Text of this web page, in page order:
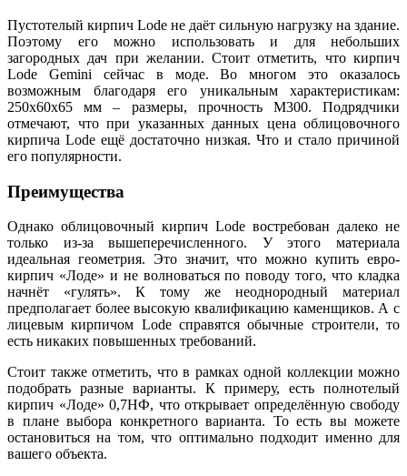
Пустотелый кирпич Lode не даёт сильную нагрузку на здание.
Поэтому его можно использовать и для небольших
загородных дач при желании. Стоит отметить, что кирпич
Lode Gemini сейчас в моде. Во многом это оказалось
возможным благодаря его уникальным характеристикам:
250х60х65 мм – размеры, прочность М300. Подрядчики
отмечают, что при указанных данных цена облицовочного
кирпича Lode ещё достаточно низкая. Что и стало причиной
его популярности.
Преимущества
Однако облицовочный кирпич Lode востребован далеко не
только из-за вышеперечисленного. У этого материала
идеальная геометрия. Это значит, что можно купить евро-
кирпич «Лоде» и не волноваться по поводу того, что кладка
начнёт «гулять». К тому же неоднородный материал
предполагает более высокую квалификацию каменщиков. А с
лицевым кирпичом Lode справятся обычные строители, то
есть никаких повышенных требований.
Стоит также отметить, что в рамках одной коллекции можно
подобрать разные варианты. К примеру, есть полнотелый
кирпич «Лоде» 0,7НФ, что открывает определённую свободу
в плане выбора конкретного варианта. То есть вы можете
остановиться на том, что оптимально подходит именно для
вашего объекта.